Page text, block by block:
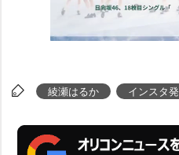
綾瀬はるか インスタ発